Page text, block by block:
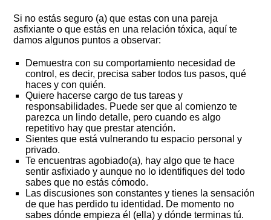
Si no estás seguro (a) que estas con una pareja
asfixiante o que estás en una relación tóxica, aquí te
damos algunos puntos a observar:
Demuestra con su comportamiento necesidad de
control, es decir, precisa saber todos tus pasos, qué
haces y con quién.
Quiere hacerse cargo de tus tareas y
responsabilidades. Puede ser que al comienzo te
parezca un lindo detalle, pero cuando es algo
repetitivo hay que prestar atención.
Sientes que está vulnerando tu espacio personal y
privado.
Te encuentras agobiado(a), hay algo que te hace
sentir asfixiado y aunque no lo identifiques del todo
sabes que no estás cómodo.
Las discusiones son constantes y tienes la sensación
de que has perdido tu identidad. De momento no
sabes dónde empieza él (ella) y dónde terminas tú.